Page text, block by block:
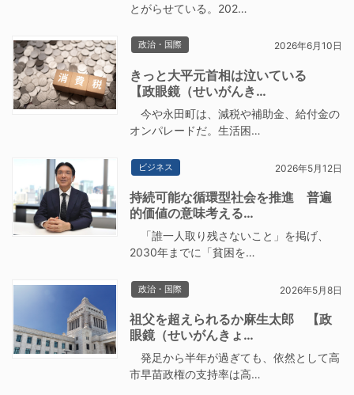
とがらせている。202…
政治・国際 2026年6月10日
きっと大平元首相は泣いている
【政眼鏡（せいがんき…
今や永田町は、減税や補助金、給付金の
オンパレードだ。生活困…
ビジネス 2026年5月12日
持続可能な循環型社会を推進 普遍
的価値の意味考える…
「誰一人取り残さないこと」を掲げ、
2030年までに「貧困を…
政治・国際 2026年5月8日
祖父を超えられるか麻生太郎 【政
眼鏡（せいがんきょ…
発足から半年が過ぎても、依然として高
市早苗政権の支持率は高…